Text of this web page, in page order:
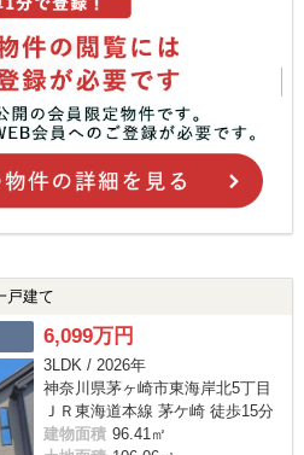
戸建て
6,099万円
3LDK / 2026年
神奈川県茅ヶ崎市東海岸北5丁目
ＪＲ東海道本線 茅ケ崎 徒歩15分
建物面積 96.41㎡